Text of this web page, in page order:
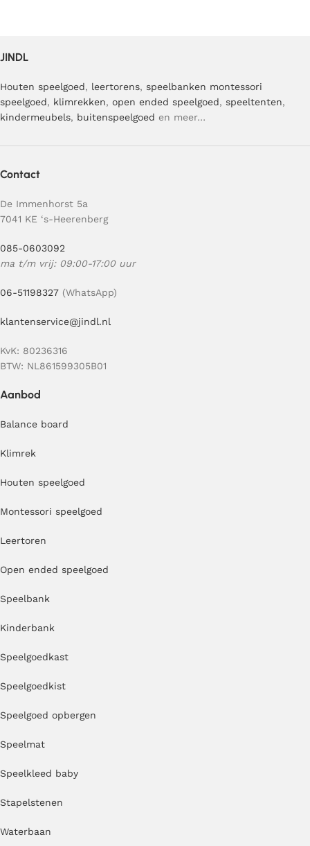
JINDL
Houten speelgoed, leertorens, speelbanken montessori
speelgoed, klimrekken, open ended speelgoed, speeltenten,
kindermeubels, buitenspeelgoed en meer…
Contact
De Immenhorst 5a
7041 KE ‘s-Heerenberg
085-0603092
ma t/m vrij: 09:00-17:00 uur
06-51198327 (WhatsApp)
klantenservice@jindl.nl
KvK: 80236316
BTW: NL861599305B01
Aanbod
Balance board
Klimrek
Houten speelgoed
Montessori speelgoed
Leertoren
Open ended speelgoed
Speelbank
Kinderbank
Speelgoedkast
Speelgoedkist
Speelgoed opbergen
Speelmat
Speelkleed baby
Stapelstenen
Waterbaan